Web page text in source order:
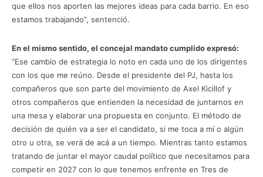
que ellos nos aporten las mejores ideas para cada barrio. En eso
estamos trabajando”, sentenció.
En el mismo sentido, el concejal mandato cumplido expresó:
“Ese cambio de estrategia lo noto en cada uno de los dirigentes
con los que me reúno. Desde el presidente del PJ, hasta los
compañeros que son parte del movimiento de Axel Kicillof y
otros compañeros que entienden la necesidad de juntarnos en
una mesa y elaborar una propuesta en conjunto. El método de
decisión de quién va a ser el candidato, si me toca a mí o algún
otro u otra, se verá de acá a un tiempo. Mientras tanto estamos
tratando de juntar el mayor caudal político que necesitamos para
competir en 2027 con lo que tenemos enfrente en Tres de